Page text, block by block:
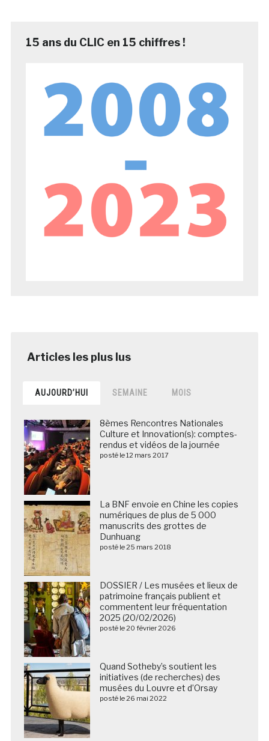
15 ans du CLIC en 15 chiffres !
AUJOURD’HUI SEMAINE MOIS
8èmes Rencontres Nationales
Culture et Innovation(s): comptes-
rendus et vidéos de la journée
posté le 12 mars 2017
La BNF envoie en Chine les copies
numériques de plus de 5 000
manuscrits des grottes de
Dunhuang
posté le 25 mars 2018
DOSSIER / Les musées et lieux de
patrimoine français publient et
commentent leur fréquentation
2025 (20/02/2026)
posté le 20 février 2026
Quand Sotheby’s soutient les
initiatives (de recherches) des
musées du Louvre et d’Orsay
posté le 26 mai 2022